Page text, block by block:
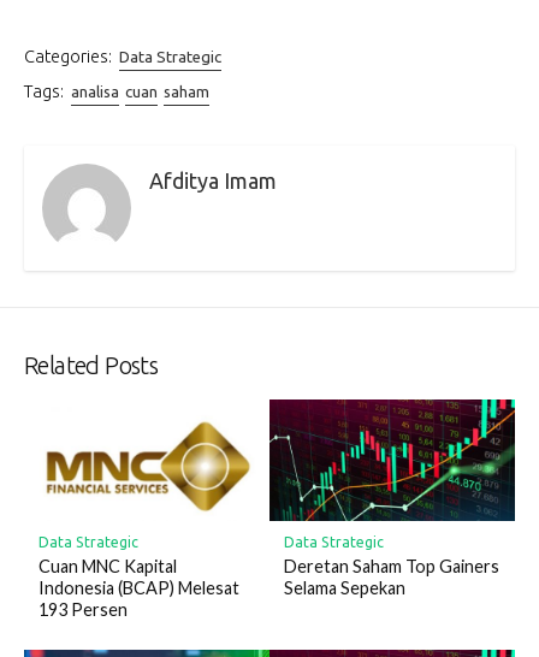
Categories: Data Strategic
Tags: analisa cuan saham
Afditya Imam
Related Posts
Data Strategic
Cuan MNC Kapital
Indonesia (BCAP) Melesat
193 Persen
Data Strategic
Deretan Saham Top Gainers
Selama Sepekan